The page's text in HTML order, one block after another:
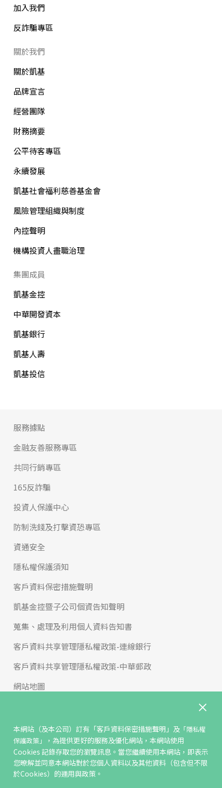
本網站（及本公司）訂有 「客戶資料保密措施聲明」 及「隱私權
保護政策」
，為提供更好的服務及優化網站，本網站使用
Cookies 記錄存取您的瀏覽訊息。當您繼續使用本網站，即表示
您暸解並同意本網站對於您個人資料以及其他資料（包含但不限
於Cookies）的運用與政策。
加入我們
反詐騙專區
關於我們
關於凱基
品牌宣言
經營團隊
財務摘要
公平待客專區
永續發展
凱基社會福利慈善基金會
風險管理組織與制度
內控聲明
機構投資人盡職治理
集團成員
凱基金控
中華開發資本
凱基銀行
凱基人壽
凱基投信
服務據點
金融友善服務專區
共同行銷專區
165反詐騙
投資人保護中心
防制洗錢及打擊資恐專區
資通安全
隱私權保護須知
客戶資料保密措施聲明
凱基金控暨子公司個資告知聲明
蒐集、處理及利用個人資料告知書
客戶資料共享管理隱私權政策-連線銀行
客戶資料共享管理隱私權政策-中華郵政
網站地圖
免責聲明
聯絡我們
反詐騙專區